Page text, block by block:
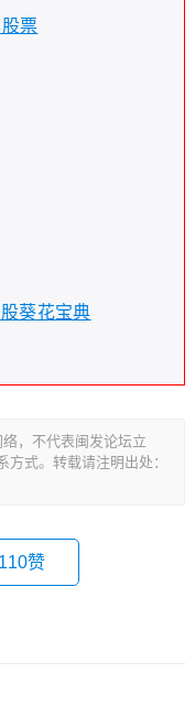
票
葵花宝典
，不代表闽发论坛立
式。转载请注明出处：
赞